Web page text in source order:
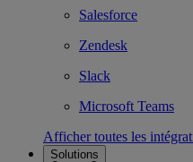
Salesforce
Zendesk
Slack
Microsoft Teams
Afficher toutes les
Solutions